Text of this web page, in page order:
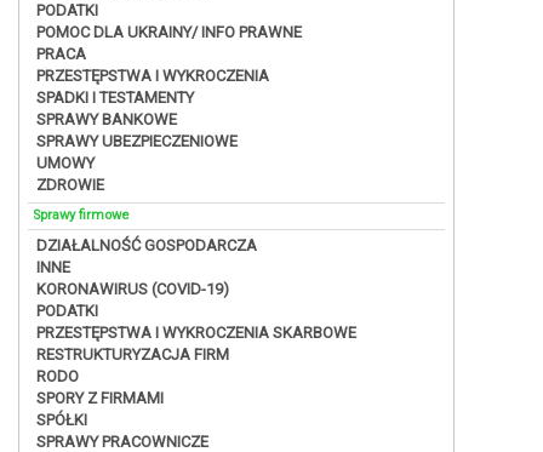
PODATKI
POMOC DLA UKRAINY/ INFO PRAWNE
PRACA
PRZESTĘPSTWA I WYKROCZENIA
SPADKI I TESTAMENTY
SPRAWY BANKOWE
SPRAWY UBEZPIECZENIOWE
UMOWY
ZDROWIE
Sprawy firmowe
DZIAŁALNOŚĆ GOSPODARCZA
INNE
KORONAWIRUS (COVID-19)
PODATKI
PRZESTĘPSTWA I WYKROCZENIA SKARBOWE
RESTRUKTURYZACJA FIRM
RODO
SPORY Z FIRMAMI
SPÓŁKI
SPRAWY PRACOWNICZE